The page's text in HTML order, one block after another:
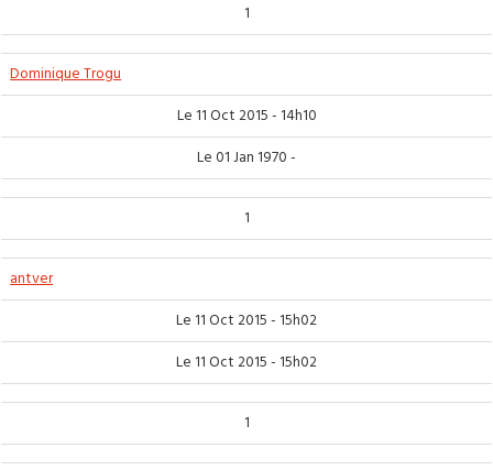
1
Dominique Trogu
Le 11 Oct 2015 - 14h10
Le 01 Jan 1970 -
1
antver
Le 11 Oct 2015 - 15h02
Le 11 Oct 2015 - 15h02
1